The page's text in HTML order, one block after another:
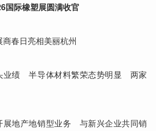
国际橡塑展圆满收官
春日亮相美丽杭州
业绩 半导体材料繁荣态势明显 两家
地产地销型业务 与新兴企业共同销